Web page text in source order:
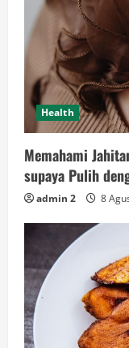
Health
Memahami
supaya Pulih
admin 2 8